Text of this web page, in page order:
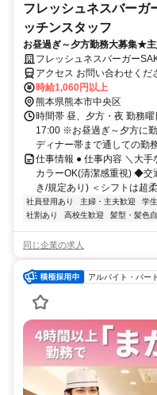
フレッシュネスバーガ
ッチンスタッフ
お昼過ぎ～夕方勤務大募集★
★扶養内勤務OK★履歴書不要
フレッシュネスバーガー
アクセス お問い合わせくだ
時給1,060円以上
熊本県熊本市中央区
時間帯 昼、夕方・夜 勤務
17:00 ※お昼過ぎ～夕方に
ディナー帯まで通しての勤
仕事情報 ● 仕事内容 ＼大
カラーOK(清潔感重視) ◆交
き/規定あり) ＜シフトは超
社員登用あり 主婦・主夫歓迎 学
社割あり
高校生歓迎 髪型・髪色
同じ企業の求人
アルバイト・パート